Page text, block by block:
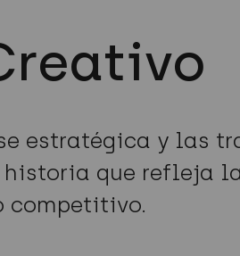
estratégica y las
que refleja
competitivo.